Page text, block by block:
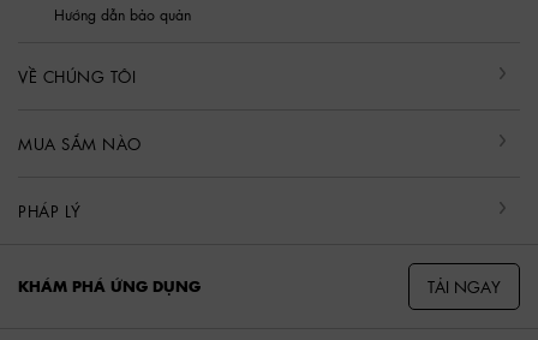
Hướng dẫn bảo quản
VỀ CHÚNG TÔI
MUA SẮM NÀO
PHÁP LÝ
KHÁM PHÁ ỨNG DỤNG TẢI NGAY